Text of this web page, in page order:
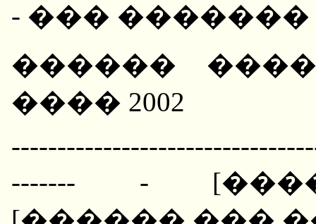
- ���
������ ������
���� 2002
------- -